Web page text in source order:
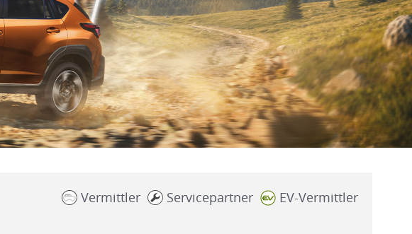
Vermittler Servicepartner EV-Vermittler